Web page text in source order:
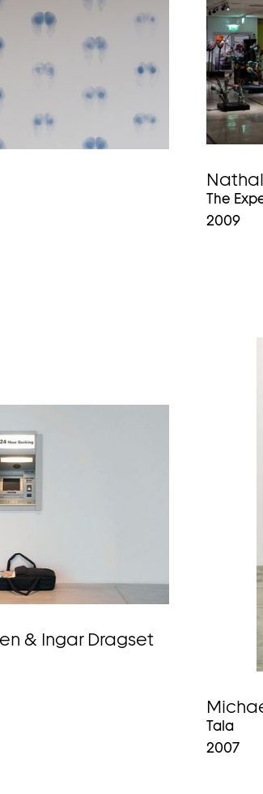
weiter
zum
video
The
2009
& Ingar Dragset
Tala
2007